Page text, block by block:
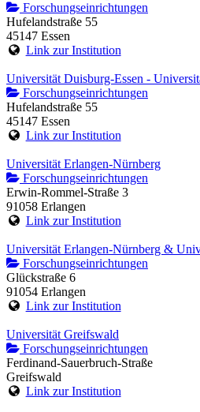
Forschungseinrichtungen
Hufelandstraße 55
45147 Essen
Link zur Institution
Universität Duisburg-Essen -
Forschungseinrichtungen
Hufelandstraße 55
45147 Essen
Link zur Institution
Universität Erlangen-Nürnberg
Forschungseinrichtungen
Erwin-Rommel-Straße 3
91058 Erlangen
Link zur Institution
Universität Erlangen-Nürnberg &
Forschungseinrichtungen
Glückstraße 6
91054 Erlangen
Link zur Institution
Universität Greifswald
Forschungseinrichtungen
Ferdinand-Sauerbruch-Straße
Greifswald
Link zur Institution